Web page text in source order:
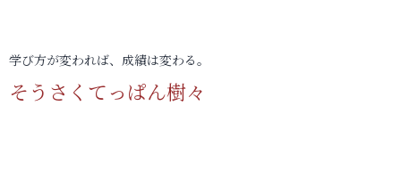
学び方が変われば、成績は変わる。
そうさくてっぱん樹々